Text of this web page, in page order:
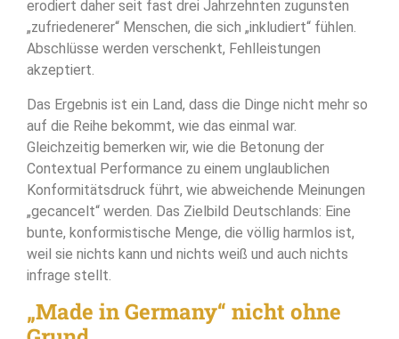
erodiert daher seit fast drei Jahrzehnten zugunsten
„zufriedenerer“ Menschen, die sich „inkludiert“ fühlen.
Abschlüsse werden verschenkt, Fehlleistungen
akzeptiert.
Das Ergebnis ist ein Land, dass die Dinge nicht mehr so
auf die Reihe bekommt, wie das einmal war.
Gleichzeitig bemerken wir, wie die Betonung der
Contextual Performance zu einem unglaublichen
Konformitätsdruck führt, wie abweichende Meinungen
„gecancelt“ werden. Das Zielbild Deutschlands: Eine
bunte, konformistische Menge, die völlig harmlos ist,
weil sie nichts kann und nichts weiß und auch nichts
infrage stellt.
„Made in Germany“ nicht ohne